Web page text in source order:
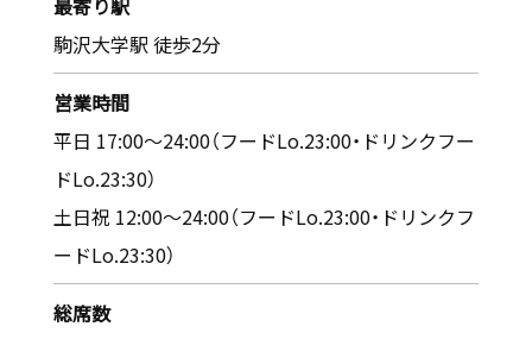
最寄り駅
駒沢大学駅 徒歩2分
営業時間
平日 17:00～24:00（フードLo.23:00・ドリンクフー
ドLo.23:30）
土日祝 12:00～24:00（フードLo.23:00・ドリンクフ
ードLo.23:30）
総席数